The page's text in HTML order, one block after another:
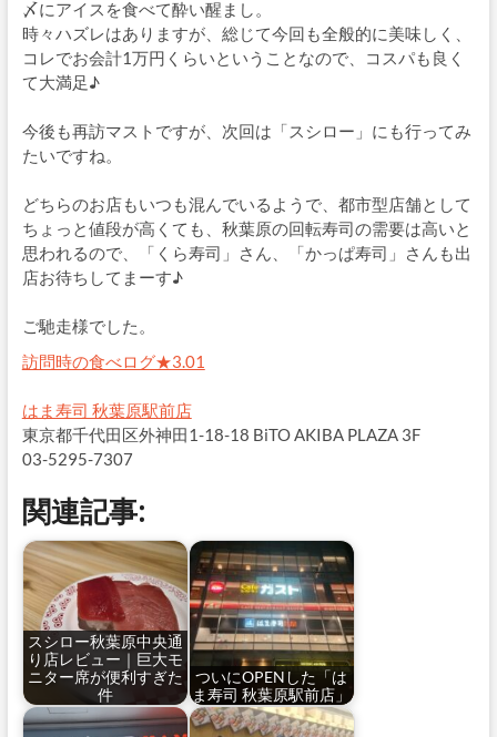
〆にアイスを食べて酔い醒まし。
時々ハズレはありますが、総じて今回も全般的に美味しく、
コレでお会計1万円くらいということなので、コスパも良く
て大満足♪
今後も再訪マストですが、次回は「スシロー」にも行ってみ
たいですね。
どちらのお店もいつも混んでいるようで、都市型店舗として
ちょっと値段が高くても、秋葉原の回転寿司の需要は高いと
思われるので、「くら寿司」さん、「かっぱ寿司」さんも出
店お待ちしてまーす♪
ご馳走様でした。
訪問時の食べログ★3.01
はま寿司 秋葉原駅前店
東京都千代田区外神田1-18-18 BiTO AKIBA PLAZA 3F
03-5295-7307
関連記事:
スシロー秋葉原中央通
り店レビュー｜巨大モ
ニター席が便利すぎた
件
ついにOPENした「は
ま寿司 秋葉原駅前店」